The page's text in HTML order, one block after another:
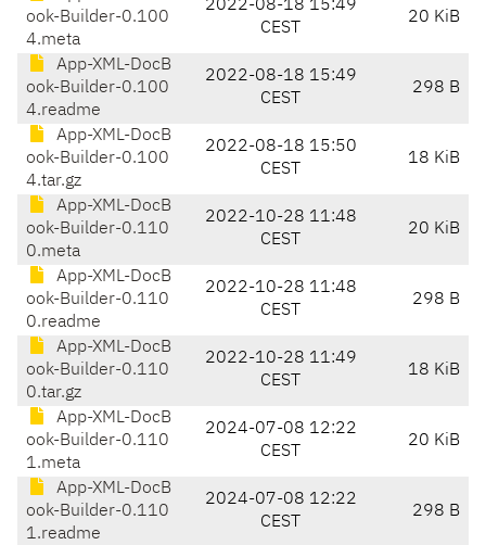
ook-Builder-0.100
4.meta
2022-08-18 15:49
CEST
20 KiB
App-XML-DocB
ook-Builder-0.100
4.readme
2022-08-18 15:49
CEST
298 B
App-XML-DocB
ook-Builder-0.100
4.tar.gz
2022-08-18 15:50
CEST
18 KiB
App-XML-DocB
ook-Builder-0.110
0.meta
2022-10-28 11:48
CEST
20 KiB
App-XML-DocB
ook-Builder-0.110
0.readme
2022-10-28 11:48
CEST
298 B
App-XML-DocB
ook-Builder-0.110
0.tar.gz
2022-10-28 11:49
CEST
18 KiB
App-XML-DocB
ook-Builder-0.110
1.meta
2024-07-08 12:22
CEST
20 KiB
App-XML-DocB
ook-Builder-0.110
1.readme
2024-07-08 12:22
CEST
298 B